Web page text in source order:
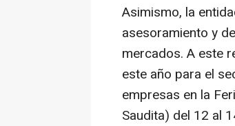
Asimismo, la
asesoramiento y
mercados. A este
este año para el
empresas en la
Saudita) del 12 al